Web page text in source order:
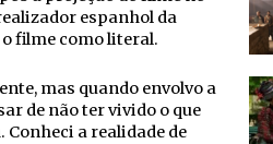
espanhol da
filme como literal.
mas quando envolvo a
de não ter vivido o que
a realidade de